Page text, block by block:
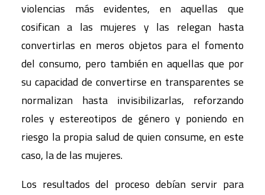
violencias más evidentes, en aquellas que
cosifican a las mujeres y las relegan hasta
convertirlas en meros objetos para el fomento
del consumo, pero también en aquellas que por
su capacidad de convertirse en transparentes se
normalizan hasta invisibilizarlas, reforzando
roles y estereotipos de género y poniendo en
riesgo la propia salud de quien consume, en este
caso, la de las mujeres.
Los resultados del proceso debían servir para